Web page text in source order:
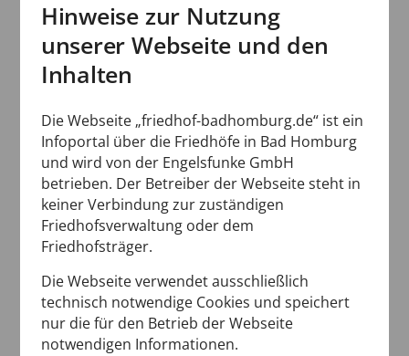
Auf dieser Seite finden Sie empfohlene
Steuerberater und Immobilienmakler
Antworten auf die häufigsten Fragen zu den
ThemenSteuern und Immobilien im Erb-
und Trauerfall.
Wir nehmen die Qualität unserer
Empfehlungen sehr ernst
einem der hier gelisteten Unternehmen
grob unzufrieden sein, teilen Sie uns dies
bitte perE-Mailmit.
Hinweise zur Nutzung
unserer Webseite und den
Inhalten
Die Webseite „friedhof-badhomburg.de“ ist ein
Infoportal über die Friedhöfe in Bad Homburg
und wird von der Engelsfunke GmbH
betrieben. Der Betreiber der Webseite steht in
keiner Verbindung zur zuständigen
Friedhofsverwaltung oder dem
Friedhofsträger.
Die Webseite verwendet ausschließlich
technisch notwendige Cookies und speichert
nur die für den Betrieb der Webseite
notwendigen Informationen.